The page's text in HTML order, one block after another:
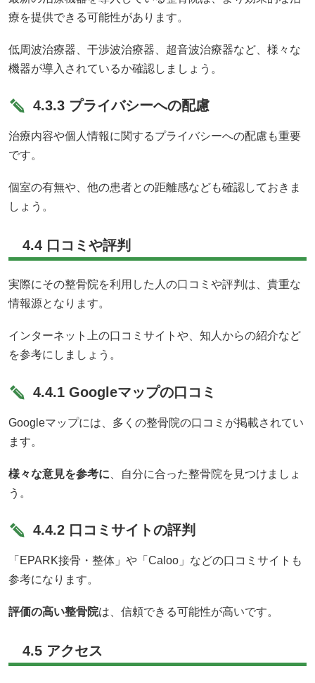
療を提供できる可能性があります。
低周波治療器、干渉波治療器、超音波治療器など、様々な
機器が導入されているか確認しましょう。
4.3.3 プライバシーへの配慮
治療内容や個人情報に関するプライバシーへの配慮も重要
です。
個室の有無や、他の患者との距離感なども確認しておきま
しょう。
4.4 口コミや評判
実際にその整骨院を利用した人の口コミや評判は、貴重な
情報源となります。
インターネット上の口コミサイトや、知人からの紹介など
を参考にしましょう。
4.4.1 Googleマップの口コミ
Googleマップには、多くの整骨院の口コミが掲載されてい
ます。
様々な意見を参考に 、自分に合った整骨院を見つけましょ
う。
4.4.2 口コミサイトの評判
「EPARK接骨・整体」や「Caloo」などの口コミサイトも
参考になります。
評価の高い整骨院は、信頼できる可能性が高いです。
4.5 アクセス